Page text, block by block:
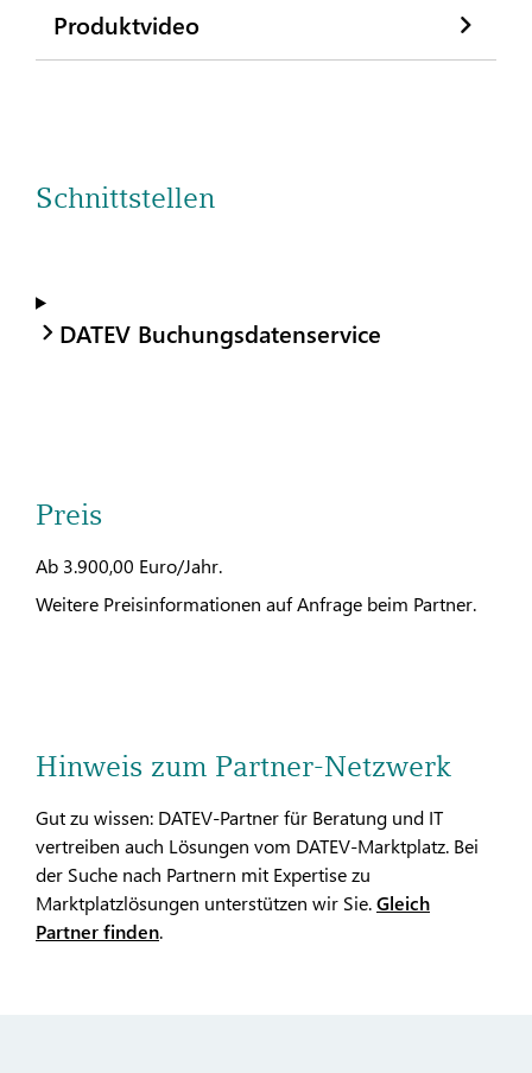
Produktvideo
Schnittstellen
DATEV Buchungsdatenservice
Preis
Ab 3.900,00 Euro/Jahr.
Weitere Preisinformationen auf Anfrage beim Partner.
Hinweis zum Partner-Netzwerk
Gut zu wissen: DATEV-Partner für Beratung und IT
vertreiben auch Lösungen vom DATEV-Marktplatz. Bei
der Suche nach Partnern mit Expertise zu
Marktplatzlösungen unterstützen wir Sie.Gleich
Partner finden.